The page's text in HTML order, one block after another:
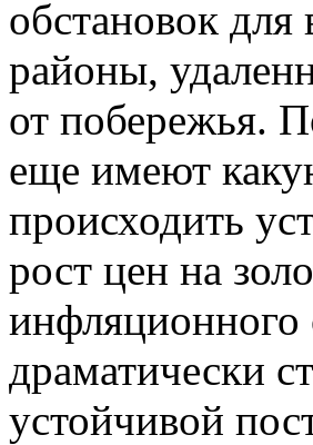
обстановок
районы,
от побережья.
еще имеют
происходить
рост цен на
инфляционного
драматически
устойчивой